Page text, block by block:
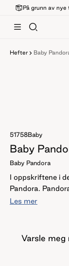
På grunn av
Hefter Baby
51758Baby
Baby
Baby Pandora
I oppskriftene i
Pandora.
er veldig godt å
Les mer
Varsle meg